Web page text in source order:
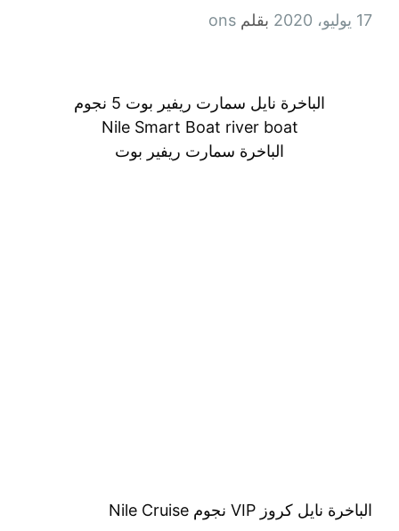
17 يوليو، 2020 بقلم ons
الباخرة نايل سمارت ريفير بوت 5 نجوم
Nile Smart Boat river boat
الباخرة سمارت ريفير بوت
الباخرة نايل كروز VIP نجوم Nile Cruise